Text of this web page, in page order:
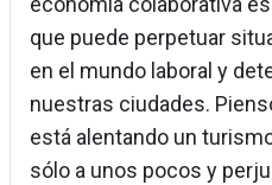
que puede perpetuar
en el mundo laboral y
nuestras ciudades.
está alentando un
sólo a unos pocos y